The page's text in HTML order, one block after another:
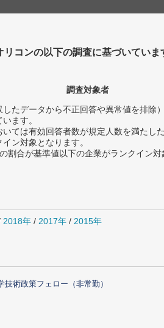
コンの以下の調査に基づいていま
調査対象者
たデータから不正回答や異常値を排除）
ます。
ては有効回答者数が規定人数を満たし
ン対象となります。
合が基準値以下の企業がランクイン対
2018年 / 2017年 / 2015年
術政策フェロー（非常勤）